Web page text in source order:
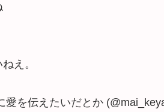
え。
を伝えたいだとか